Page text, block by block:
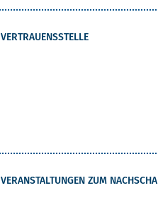
VERTRAUENSSTELLE
VERANSTALTUNGEN ZUM